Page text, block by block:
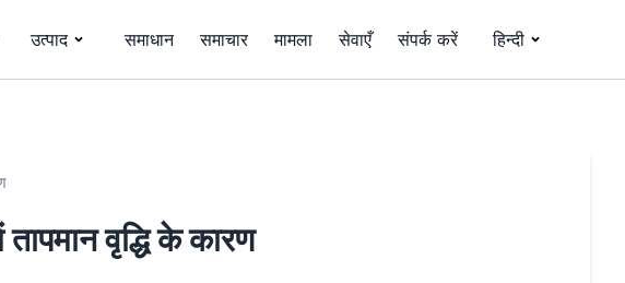
उत्पाद समाधान समाचार मामला सेवाएँ संपर्क करें हिन्दी
वृद्धि के कारण